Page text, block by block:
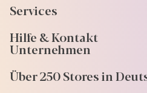
Services
Hilfe & Kontakt
Unternehmen
Über 250 Stores in